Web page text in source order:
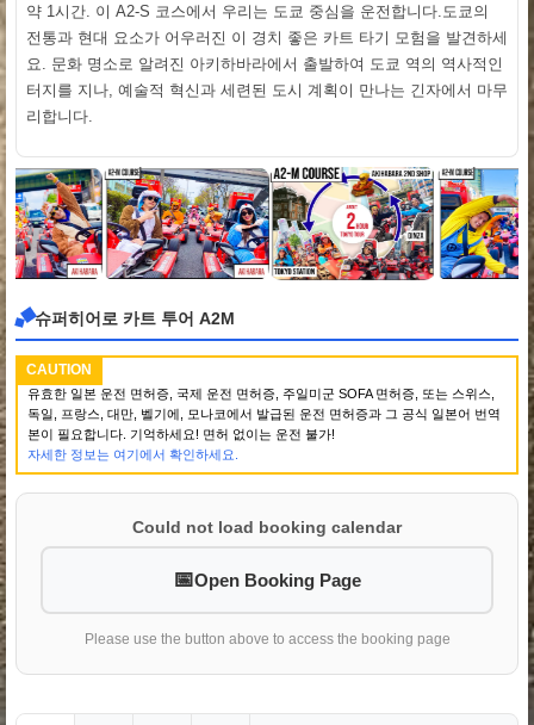
약 1시간. 이 A2-S 코스에서 우리는 도쿄 중심을 운전합니다.도쿄의
전통과 현대 요소가 어우러진 이 경치 좋은 카트 타기 모험을 발견하세
요. 문화 명소로 알려진 아키하바라에서 출발하여 도쿄 역의 역사적인
터지를 지나, 예술적 혁신과 세련된 도시 계획이 만나는 긴자에서 마무
리합니다.
슈퍼히어로 카트 투어 A2M
CAUTION
유효한 일본 운전 면허증, 국제 운전 면허증, 주일미군 SOFA 면허증, 또는 스위스,
독일, 프랑스, 대만, 벨기에, 모나코에서 발급된 운전 면허증과 그 공식 일본어 번역
본이 필요합니다. 기억하세요! 면허 없이는 운전 불가!
자세한 정보는 여기에서 확인하세요.
Could not load booking calendar
Open Booking Page
Please use the button above to access the booking page